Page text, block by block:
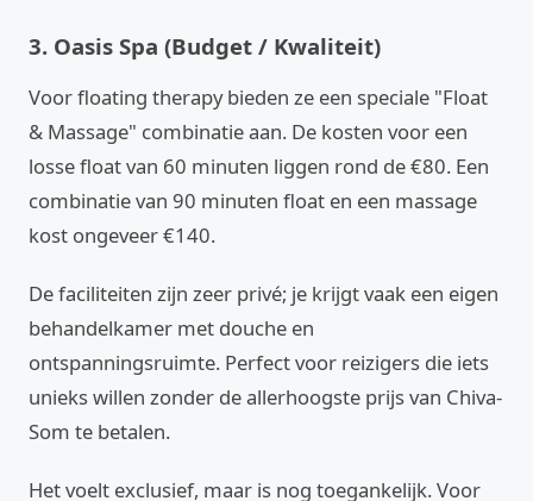
3. Oasis Spa (Budget / Kwaliteit)
Voor floating therapy bieden ze een speciale "Float
& Massage" combinatie aan. De kosten voor een
losse float van 60 minuten liggen rond de €80. Een
combinatie van 90 minuten float en een massage
kost ongeveer €140.
De faciliteiten zijn zeer privé; je krijgt vaak een eigen
behandelkamer met douche en
ontspanningsruimte. Perfect voor reizigers die iets
unieks willen zonder de allerhoogste prijs van Chiva-
Som te betalen.
Het voelt exclusief, maar is nog toegankelijk. Voor